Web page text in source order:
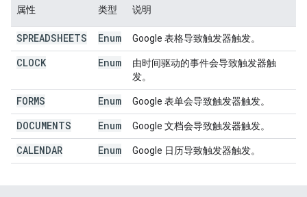
属性 类型 说明
SPREADSHEETS Enum Google 表格导致触发器触发。
CLOCK Enum
由时间驱动的事件会导致触发器触
发。
FORMS Enum Google 表单会导致触发器触发。
DOCUMENTS Enum Google 文档会导致触发器触发。
CALENDAR Enum Google 日历导致触发器触发。